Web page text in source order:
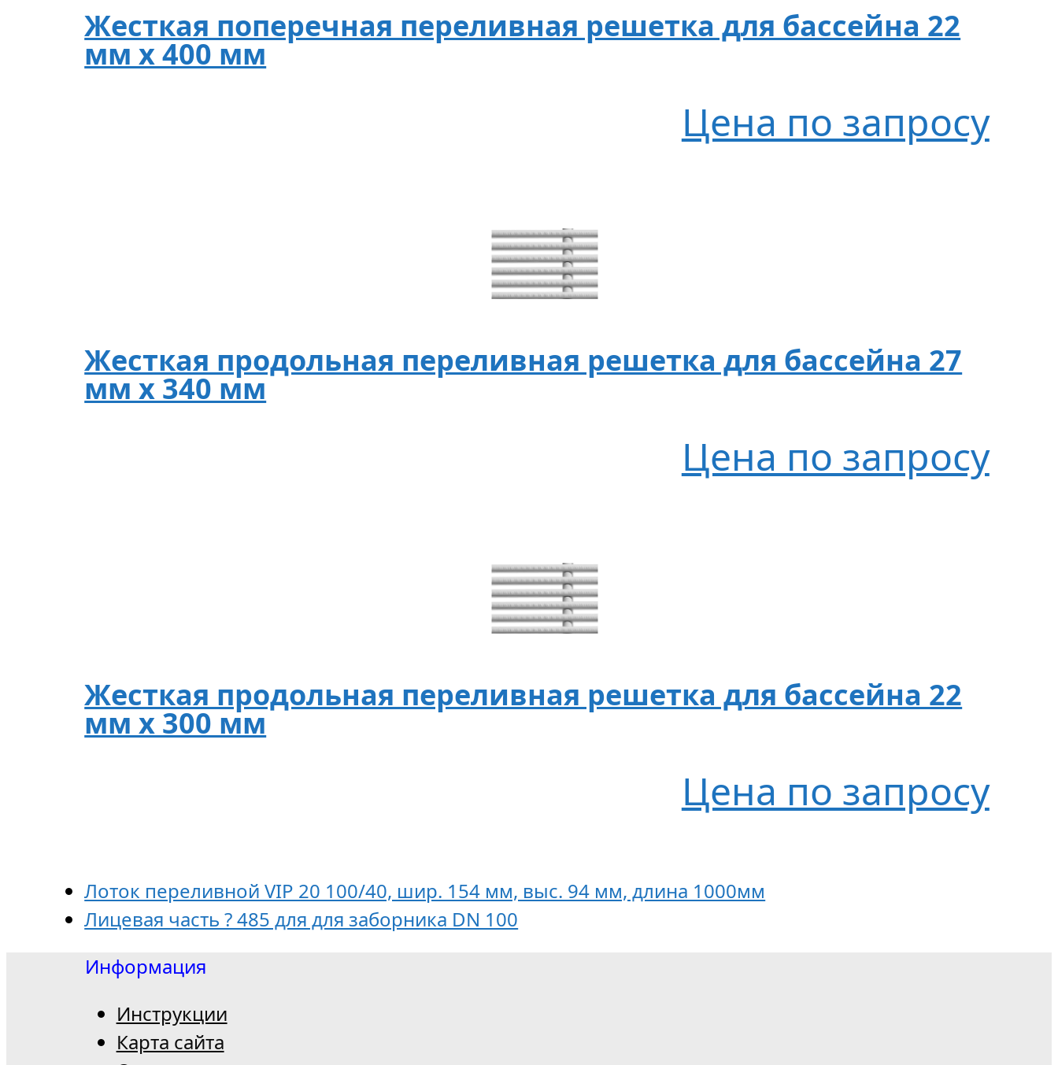
Жесткая поперечная переливная решетка для бассейна 22
мм х 400 мм
Цена по запросу
Жесткая продольная переливная решетка для бассейна 27
мм х 340 мм
Цена по запросу
Жесткая продольная переливная решетка для бассейна 22
мм х 300 мм
Цена по запросу
Лоток переливной VIP 20 100/40, шир. 154 мм, выс. 94 мм, длина 1000мм
Лицевая часть ? 485 для для заборника DN 100
Информация
Инструкции
Карта сайта